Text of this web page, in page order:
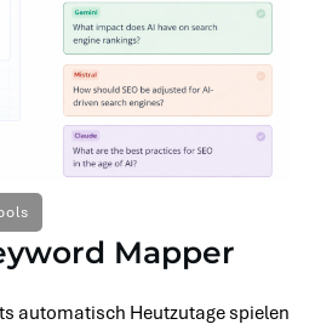
Mapper
automatisch Heutzutage spielen